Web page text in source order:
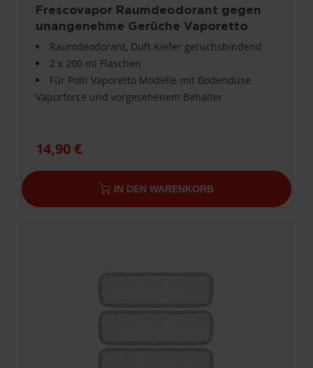
Frescovapor Raumdeodorant gegen
unangenehme Gerüche Vaporetto
PAEU0285
Raumdeodorant, Duft Kiefer geruchsbindend
2 x 200 ml Flaschen
Für Polti Vaporetto Modelle mit Bodendüse
Vaporforce und vorgesehenem Behälter
14,90 €
IN DEN WARENKORB